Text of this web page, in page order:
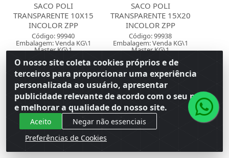
SACO POLI
TRANSPARENTE 10X15
INCOLOR ZPP
Código: 99940
Embalagem: Venda KG\1
Master KG\1
Faça seu login ou
cadastre-se para
ver preços e
comprar
SACO POLI
TRANSPARENTE 15X20
INCOLOR ZPP
Código: 99938
Embalagem: Venda KG\1
Master KG\1
Faça seu login ou
cadastre-se para
ver preços e
comprar
O nosso site coleta cookies próprios e de
terceiros para proporcionar uma experiência
personalizada ao usuário, apresentar
publicidade relevante de acordo com o seu perfil
e melhorar a qualidade do nosso site.
Aceito
Negar não essenciais
Preferências de Cookies